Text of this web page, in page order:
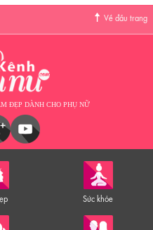
Về đầu trang
ĐẸP DÀNH CHO PHỤ NỮ
Sức khỏe